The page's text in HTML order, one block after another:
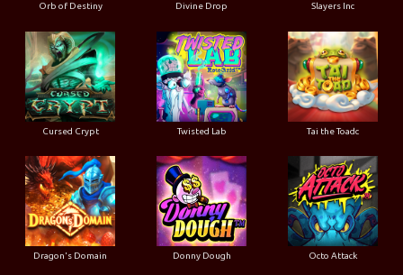
Orb of Destiny Divine Drop Slayers Inc
Cursed Crypt Twisted Lab Tai the Toadc
Dragon's Domain Donny Dough Octo Attack